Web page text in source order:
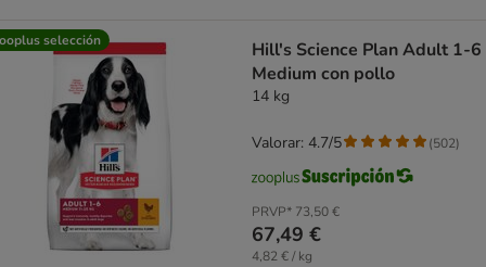
selección
Hill's Science Plan Adult 1-6
Medium con pollo
14 kg
PRVP* 73,50 €
67,49 €
4,82 € / kg
Valorar: 4.7/5 (502)